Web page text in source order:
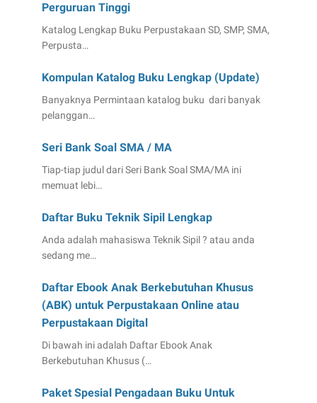
Perguruan Tinggi
Katalog Lengkap Buku Perpustakaan SD, SMP, SMA,
Perpusta…
Kompulan Katalog Buku Lengkap (Update)
Banyaknya Permintaan katalog buku dari banyak
pelanggan…
Seri Bank Soal SMA / MA
Tiap-tiap judul dari Seri Bank Soal SMA/MA ini
memuat lebi…
Daftar Buku Teknik Sipil Lengkap
Anda adalah mahasiswa Teknik Sipil ? atau anda
sedang me…
Daftar Ebook Anak Berkebutuhan Khusus
(ABK) untuk Perpustakaan Online atau
Perpustakaan Digital
Di bawah ini adalah Daftar Ebook Anak
Berkebutuhan Khusus (…
Paket Spesial Pengadaan Buku Untuk